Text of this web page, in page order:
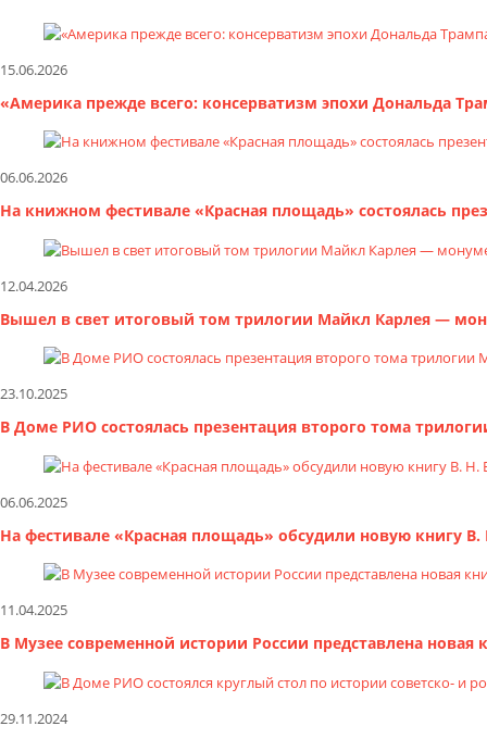
15.06.2026
«Америка прежде всего: консерватизм эпохи Дональда
06.06.2026
На книжном фестивале «Красная площадь» состоялась
12.04.2026
Вышел в свет итоговый том трилогии Майкл Карлея —
23.10.2025
В Доме РИО состоялась презентация второго тома
06.06.2025
На фестивале «Красная площадь» обсудили новую книгу
11.04.2025
В Музее современной истории России представлена
29.11.2024